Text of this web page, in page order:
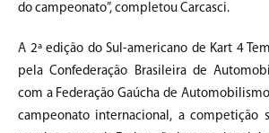
do campeonato”, completou Carcasci.
A 2ª edição do Sul-americano de Kart 4
pela Confederação Brasileira de
com a Federação Gaúcha de
campeonato internacional, a competição